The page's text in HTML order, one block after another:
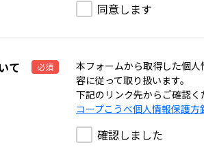
同意します
て 必須
本フォームから取得した個
容に従って取り扱います。
下記のリンク先からご確認く
コープこうべ個人情報保護方
確認しました